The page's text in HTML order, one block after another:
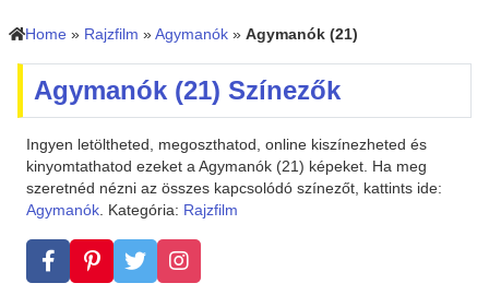
Home » Rajzfilm » Agymanók » Agymanók (21)
Agymanók (21) Színezők
Ingyen letöltheted, megoszthatod, online kiszínezheted és
kinyomtathatod ezeket a Agymanók (21) képeket. Ha meg
szeretnéd nézni az összes kapcsolódó színezőt, kattints ide:
Agymanók. Kategória: Rajzfilm